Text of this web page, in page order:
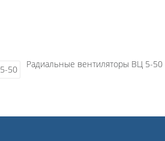
Радиальные вентиляторы ВЦ 5-50